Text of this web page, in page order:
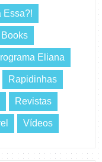
Essa?!
Books
Eliana
Rapidinhas
Revistas
Vídeos